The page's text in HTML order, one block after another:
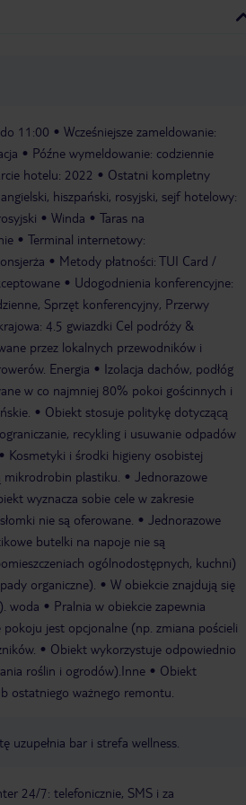
11:00
Wcześniejsze zameldowanie:
Późne wymeldowanie: codziennie
hotelu: 2022
Ostatni kompletny
hiszpański, rosyjski, sejf hotelowy:
Winda
Taras na
Terminal internetowy:
Metody płatności: TUI Card /
Udogodnienia konferencyjne:
Sprzęt konferencyjny, Przerwy
4.5 gwiazdki Cel podróży &
przez lokalnych przewodników i
Energia
Izolacja dachów, podłóg
w co najmniej 80% pokoi gościnnych i
Obiekt stosuje politykę dotyczącą
recykling i usuwanie odpadów
Kosmetyki i środki higieny osobistej
mikrodrobin plastiku.
Jednorazowe
wyznacza sobie cele w zakresie
nie są oferowane.
Jednorazowe
butelki na napoje nie są
ogólnodostępnych, kuchni)
organiczne).
W obiekcie znajdują się
woda
Pralnia w obiekcie zapewnia
pokoju jest opcjonalne (np. zmiana pościeli
Obiekt wykorzystuje odpowiednio
roślin i ogrodów).Inne
Obiekt
ostatniego ważnego remontu.
uzupełnia bar i strefa wellness.
24/7: telefonicznie, SMS i za